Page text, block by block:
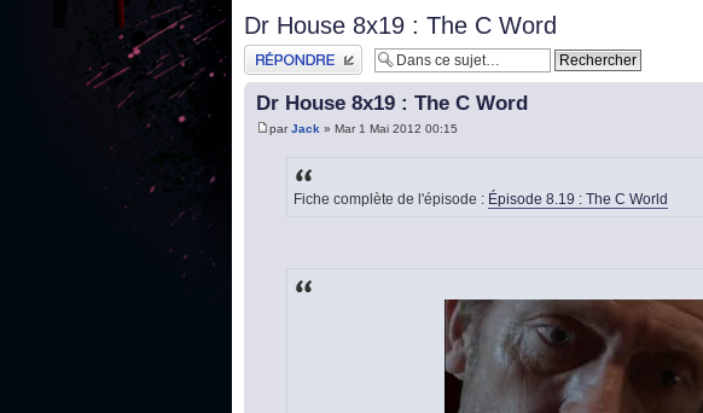
Dr House 8x19 : The C Word
Publier une réponse
Dr House 8x19 : The C Word
parJack » Mar 1 Mai 2012 00:15
Fiche complète de l'épisode : Épisode 8.19 : The C World